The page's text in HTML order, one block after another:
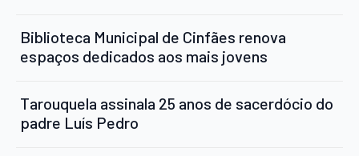
Biblioteca Municipal de Cinfães renova
espaços dedicados aos mais jovens
Tarouquela assinala 25 anos de sacerdócio do
padre Luís Pedro